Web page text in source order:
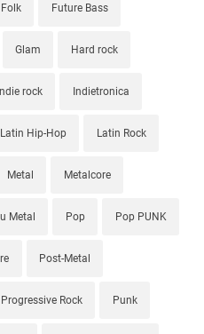
Folk Future Bass
Glam Hard rock
rock Indietronica
Latin Hip-Hop Latin Rock
Metal Metalcore
Metal Pop Pop PUNK
Post-Metal
Progressive Rock Punk